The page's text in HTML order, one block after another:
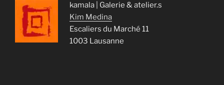
kamala | Galerie & atelier.s
Kim Medina
Escaliers du Marché 11
1003 Lausanne